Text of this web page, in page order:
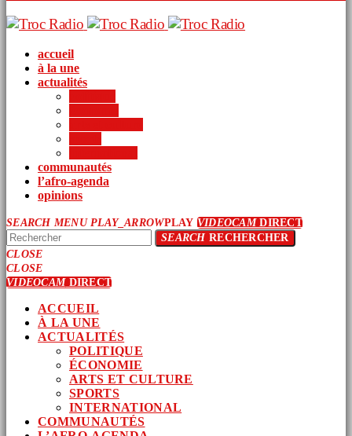
accueil
à la une
actualités
communautés
l’afro-agenda
opinions
SEARCH MENU PLAY_ARROWPLAY VIDEOCAMDIRECT
SEARCHRECHERCHER
CLOSE
CLOSE
VIDEOCAMDIRECT
ACCUEIL
À LA UNE
ACTUALITÉS
POLITIQUE
ÉCONOMIE
ARTS ET CULTURE
SPORTS
INTERNATIONAL
COMMUNAUTÉS